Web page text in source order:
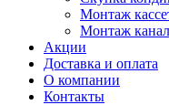
Монтаж
Монтаж
Акции
Доставка и оплата
О компании
Контакты